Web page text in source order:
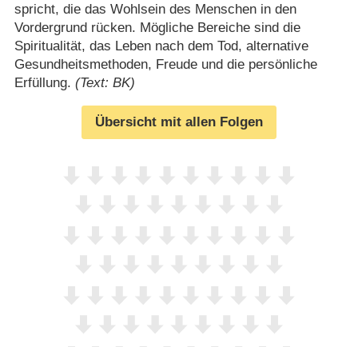
spricht, die das Wohlsein des Menschen in den
Vordergrund rücken. Mögliche Bereiche sind die
Spiritualität, das Leben nach dem Tod, alternative
Gesundheitsmethoden, Freude und die persönliche
Erfüllung. (Text: BK)
Übersicht mit allen Folgen